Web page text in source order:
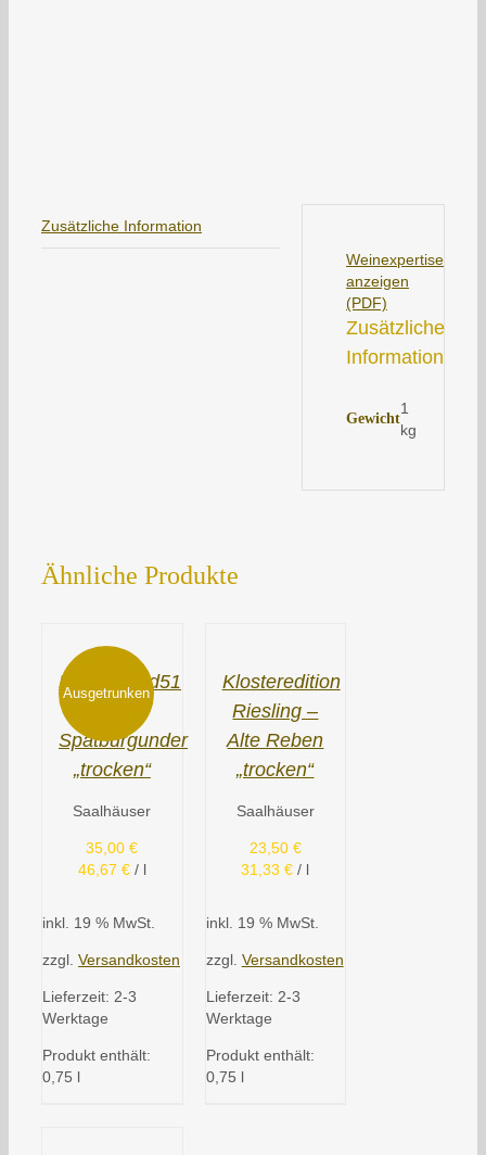
Zusätzliche Information
Weinexpertise
anzeigen
(PDF)
Zusätzliche
Information
Gewicht
1
kg
Ähnliche Produkte
Ausgetrunken
Breitengrad51
Spätburgunder
„trocken“
Saalhäuser
35,00€
46,67 €/ l
inkl. 19 % MwSt.
zzgl. Versandkosten
Lieferzeit: 2-3
Werktage
Produkt enthält:
0,75 l
Klosteredition
Riesling –
Alte Reben
„trocken“
Saalhäuser
23,50 €
31,33€ / l
inkl. 19 % MwSt.
zzgl. Versandkosten
Lieferzeit: 2-3
Werktage
Produkt enthält:
0,75 l